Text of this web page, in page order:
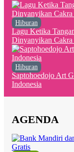
Hiburan
Lagu Ketika
Dinyanyikan
Hiburan
Saptohoedojo Art
Indonesia
AGENDA